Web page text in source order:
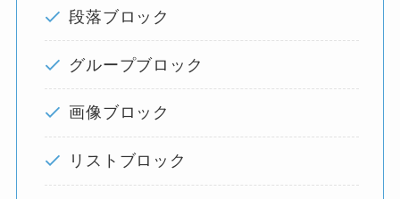
段落ブロック
グループブロック
画像ブロック
リストブロック